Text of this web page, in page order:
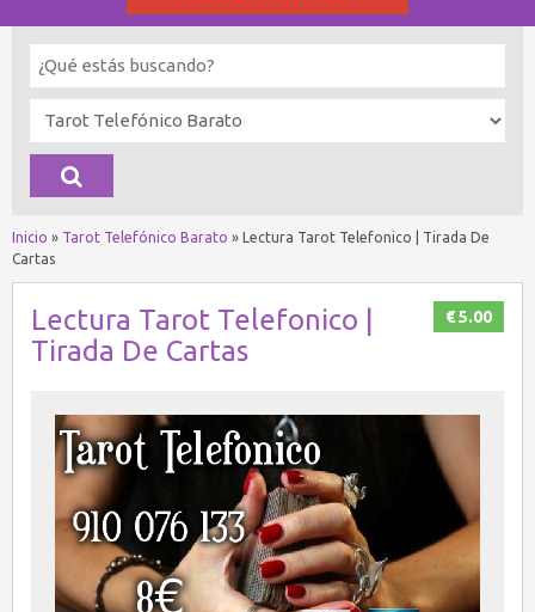
Inicio » Tarot Telefónico Barato » Lectura Tarot Telefonico | Tirada De
Cartas
€ 5.00
Lectura Tarot Telefonico |
Tirada De Cartas